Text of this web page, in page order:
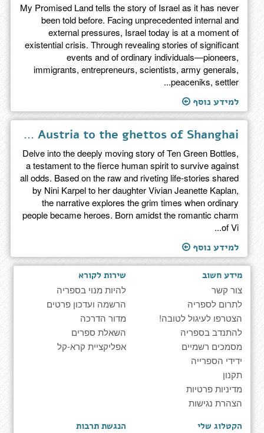
My Promised Land tells the story of Israel as it has never
been told before. Facing unprecedented internal and
external pressures, Israel today is at a moment of
existential crisis. Through revealing stories of significant
events and of ordinary individuals—pioneers,
immigrants, entrepreneurs, scientists, army generals,
peaceniks, settler...
למידע נוסף
Ten Green Bottles - he true story of one family's journey from war-torn Austria to the ghettos of Shanghai
Delve into the deeply moving story of Ten Green Bottles,
a testament to the fierce human spirit to survive against
all odds. Based on the raw and riveting life-stories shared
by Nini Karpel to her daughter Vivian Jeanette Kaplan,
the narrative explores the grim times when ordinary
people became heroes. Born amidst the romantic charm
of Vi...
למידע נוסף
מידע חשוב
צור קשר
לתרום לספריה
הצטרפו לעיגול לטובה!
להתנדב בספריה
מסמכים רשמיים
ידידי הספרייה
תקנון
מדיניות פרטיות
הצהרת נגישות
שירות לקורא
להיות מנוי בספריה
הרשמה ועדכון פרטים
מדור הדרכה
השאלת ספרים
אפליקציית קרא-קל
הקטלוג שלי הנגשת תרבות